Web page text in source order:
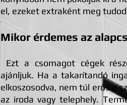
el, ezeket extraként meg
Mikor érdemes az
Ezt a csomagot cégek
ajánljuk. Ha a takarítandó
elkoszosodva, nem túl erős a
az iroda vagy telephely.